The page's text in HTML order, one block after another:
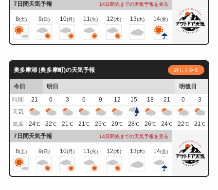
7日間天気予報 14日間先までの天気予報を見る
8(土) 9(日) 10(月) 11(火) 12(水) 13(木) 14(金)
奥多摩湖 (奥多摩町)の天気予報 詳しくみる
今日 明日
明後日
時間
21 0 3 6 9 12 15 18 21 0
3
天気
気温 24℃ 22℃ 21℃ 21℃ 25℃ 29℃ 28℃ 26℃ 24℃ 22℃ 21℃
7日間天気予報 14日間先までの天気予報を見る
8(土) 9(日) 10(月) 11(火) 12(水) 13(木) 14(金)